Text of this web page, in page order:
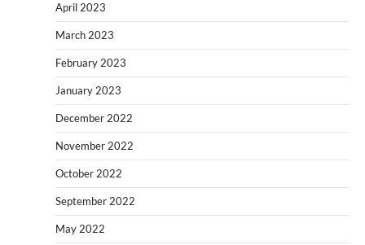
April 2023
March 2023
February 2023
January 2023
December 2022
November 2022
October 2022
September 2022
May 2022